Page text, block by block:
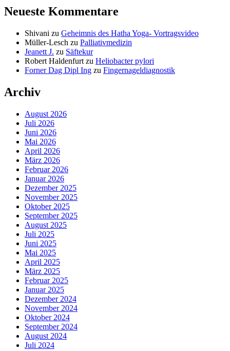
Neueste Kommentare
Shivani zu Geheimnis des Hatha Yoga- Vortragsvideo
Müller-Lesch zu Palliativmedizin
Jeanett J. zu Säftekur
Robert Haldenfurt zu Heliobacter pylori
Forner Dag Dipl Ing zu Fingernageldiagnostik
Archiv
August 2026
Juli 2026
Juni 2026
Mai 2026
April 2026
März 2026
Februar 2026
Januar 2026
Dezember 2025
November 2025
Oktober 2025
September 2025
August 2025
Juli 2025
Juni 2025
Mai 2025
April 2025
März 2025
Februar 2025
Januar 2025
Dezember 2024
November 2024
Oktober 2024
September 2024
August 2024
Juli 2024